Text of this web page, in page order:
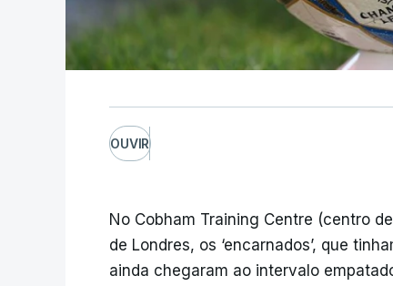
OUVIR
No Cobham Training Centre (centro
de Londres, os ‘encarnados’, que
ainda chegaram ao intervalo